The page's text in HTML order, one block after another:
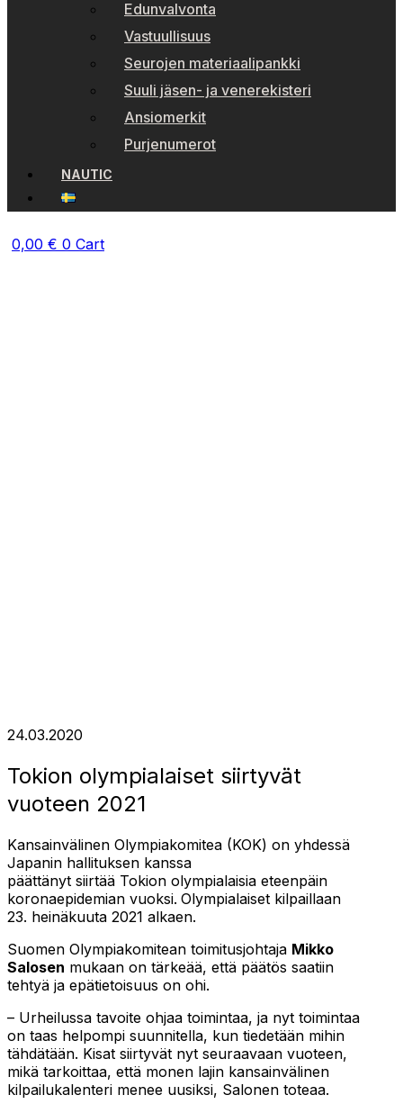
Edunvalvonta
Vastuullisuus
Seurojen materiaalipankki
Suuli jäsen- ja venerekisteri
Ansiomerkit
Purjenumerot
NAUTIC
0,00 € 0 Cart
24.03.2020
Tokion olympialaiset siirtyvät
vuoteen 2021
Kansainvälinen Olympiakomitea (KOK) on yhdessä
Japanin hallituksen kanssa
päättänyt siirtää Tokion olympialaisia eteenpäin
koronaepidemian vuoksi. Olympialaiset kilpaillaan
23. heinäkuuta 2021 alkaen.
Suomen Olympiakomitean toimitusjohtaja Mikko
Salosen mukaan on tärkeää, että päätös saatiin
tehtyä ja epätietoisuus on ohi.
– Urheilussa tavoite ohjaa toimintaa, ja nyt toimintaa
on taas helpompi suunnitella, kun tiedetään mihin
tähdätään. Kisat siirtyvät nyt seuraavaan vuoteen,
mikä tarkoittaa, että monen lajin kansainvälinen
kilpailukalenteri menee uusiksi, Salonen toteaa.